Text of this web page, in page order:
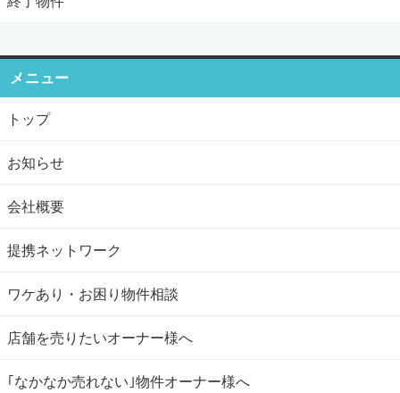
メニュー
トップ
お知らせ
会社概要
提携ネットワーク
ワケあり・お困り物件相談
店舗を売りたいオーナー様へ
｢なかなか売れない｣物件オーナー様へ